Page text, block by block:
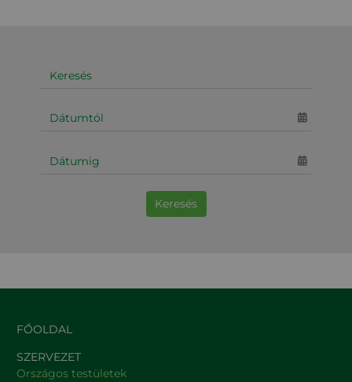
Keresés
FŐOLDAL
SZERVEZET
Országos testületek